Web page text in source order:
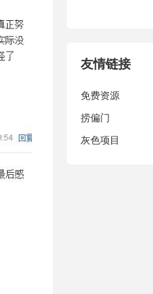
友情链接
免费资源
捞偏门
灰色项目